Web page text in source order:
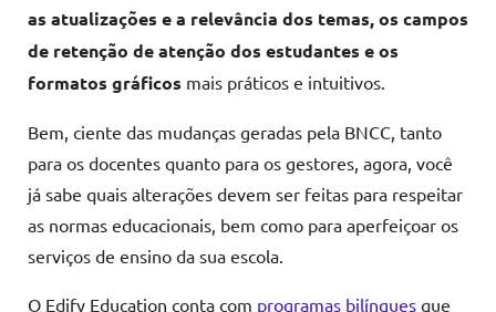
as atualizações e a relevância dos temas, os campos
de retenção de atenção dos estudantes e os
formatos gráficos mais práticos e intuitivos.
Bem, ciente das mudanças geradas pela BNCC, tanto
para os docentes quanto para os gestores, agora, você
já sabe quais alterações devem ser feitas para respeitar
as normas educacionais, bem como para aperfeiçoar os
serviços de ensino da sua escola.
O Edify Education conta com programas bilíngues que